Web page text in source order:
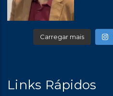
Carregar mais
Links Rápidos